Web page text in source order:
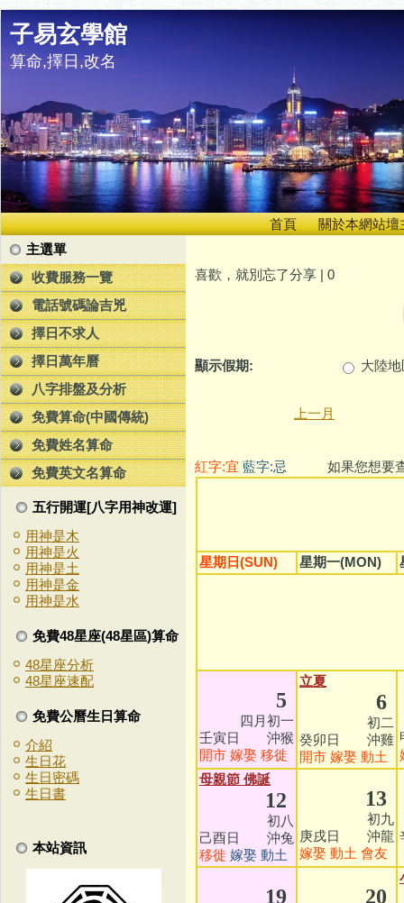
子易玄學館
算命,擇日,改名
首頁
關於本網站壇
主選單
收費服務一覽
電話號碼論吉兇
擇日不求人
擇日萬年曆
八字排盤及分析
免費算命(中國傳統)
免費姓名算命
免費英文名算命
五行開運[八字用神改運]
用神是木
用神是火
用神是土
用神是金
用神是水
免費48星座(48星區)算命
48星座分析
48星座速配
免費公曆生日算命
介紹
生日花
生日密碼
生日書
本站資訊
喜歡，就別忘了分享 | 0
顯示假期: 大陸
上一月
紅字:宜 藍字:忌 如果您想要查看
星期日(SUN) 星期一(MON)
5
四月初一
壬寅日 沖猴
開市 嫁娶 移徙
立夏
6
初二
癸卯日 沖雞
開市 嫁娶 動土
母親節 佛誕
12
初八
己酉日 沖兔
移徙 嫁娶 動土
13
初九
庚戌日 沖龍
嫁娶 動土 會友
19 20